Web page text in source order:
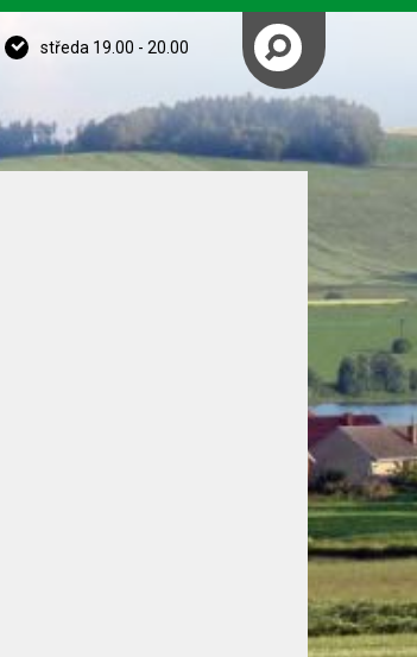
středa 19.00 - 20.00